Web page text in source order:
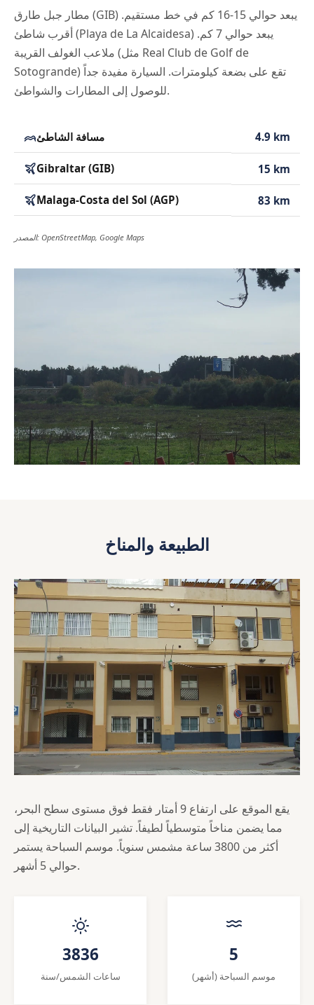
مطار جبل طارق (GIB) يبعد حوالي 15-16 كم في خط مستقيم.
أقرب شاطئ (Playa de La Alcaidesa) يبعد حوالي 7 كم.
ملاعب الغولف القريبة (مثل Real Club de Golf de
Sotogrande) تقع على بضعة كيلومترات. السيارة مفيدة جداً
للوصول إلى المطارات والشواطئ.
مسافة الشاطئ 4.9 km
Gibraltar (GIB) 15 km
Malaga-Costa del Sol (AGP) 83 km
المصدر: OpenStreetMap, Google Maps
الطبيعة والمناخ
يقع الموقع على ارتفاع 9 أمتار فقط فوق مستوى سطح البحر،
مما يضمن مناخاً متوسطياً لطيفاً. تشير البيانات التاريخية إلى
أكثر من 3800 ساعة مشمس سنوياً. موسم السباحة يستمر
حوالي 5 أشهر.
3836
ساعات الشمس/سنة
5
موسم السباحة (أشهر)